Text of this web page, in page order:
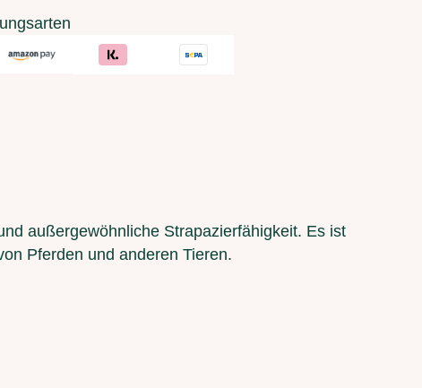
außergewöhnliche Strapazierfähigkeit. Es ist
Pferden und anderen Tieren.